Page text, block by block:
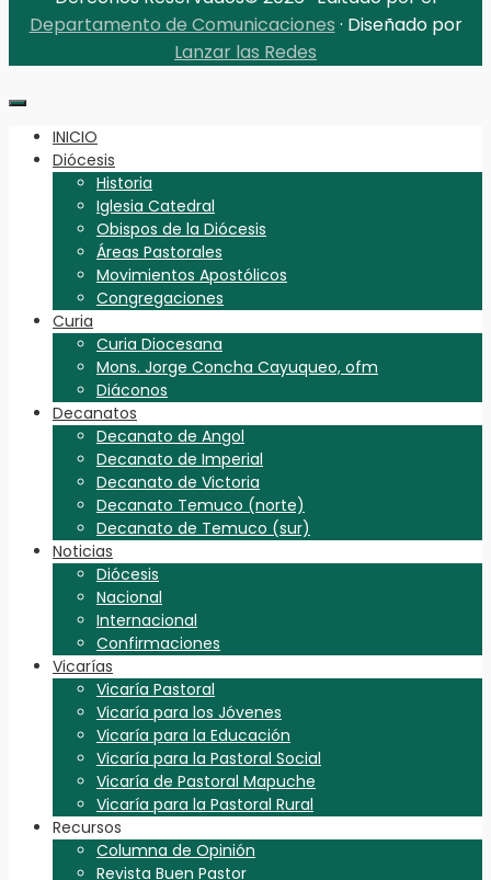
Departamento de Comunicaciones · Diseñado por
Lanzar las Redes
INICIO
Diócesis
Historia
Iglesia Catedral
Obispos de la Diócesis
Áreas Pastorales
Movimientos Apostólicos
Congregaciones
Curia
Curia Diocesana
Mons. Jorge Concha Cayuqueo, ofm
Diáconos
Decanatos
Decanato de Angol
Decanato de Imperial
Decanato de Victoria
Decanato Temuco (norte)
Decanato de Temuco (sur)
Noticias
Diócesis
Nacional
Internacional
Confirmaciones
Vicarías
Vicaría Pastoral
Vicaría para los Jóvenes
Vicaría para la Educación
Vicaría para la Pastoral Social
Vicaría de Pastoral Mapuche
Vicaría para la Pastoral Rural
Recursos
Columna de Opinión
Revista Buen Pastor